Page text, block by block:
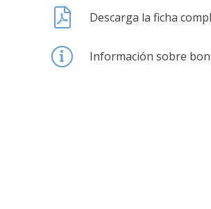
Descarga la ficha
Información sobre